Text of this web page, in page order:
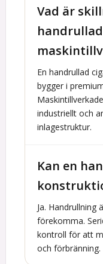
Vad är
En handrullad
bygger i
industriellt och
inlagestruktur.
Kan en
Ja. Handrullning
förekomma.
kontroll för att
och förbränning.